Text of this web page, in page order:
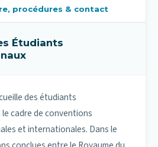
procédures & contact
KA171 s'inscrit dans le programme
la coopération entre
supérieur situés dans
Il repose sur une logique
et de candidature conjointe.
Étudiants
des étudiants
cadre de conventions
et internationales. Dans le